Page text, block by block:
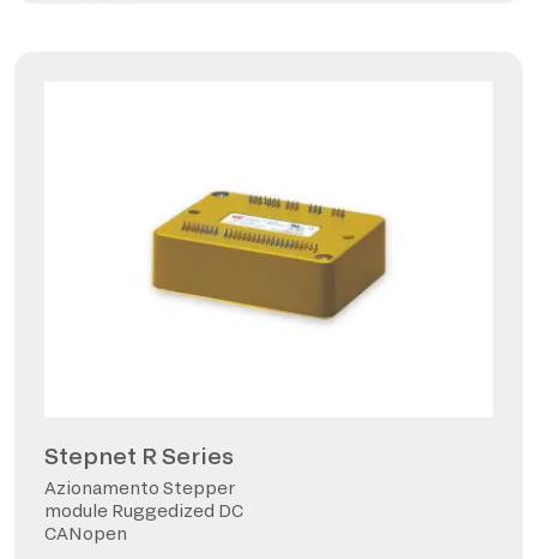
Stepnet R Series
Azionamento Stepper
module Ruggedized DC
CANopen